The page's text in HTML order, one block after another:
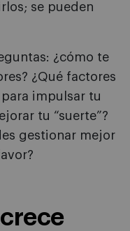
se pueden
¿cómo te
¿Qué factores
impulsar tu
tu “suerte”?
gestionar mejor